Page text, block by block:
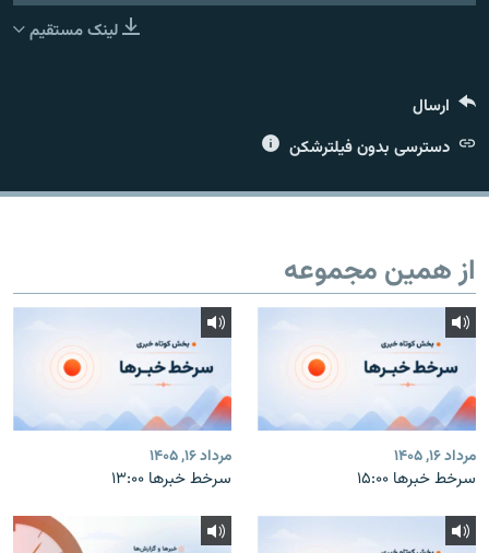
لینک مستقیم
ارسال
دسترسی بدون فیلترشکن
از همین مجموعه
مرداد ۱۶, ۱۴۰۵
سرخط خبرها ۱۵:۰۰
مرداد ۱۶, ۱۴۰۵
سرخط خبرها ۱۳:۰۰